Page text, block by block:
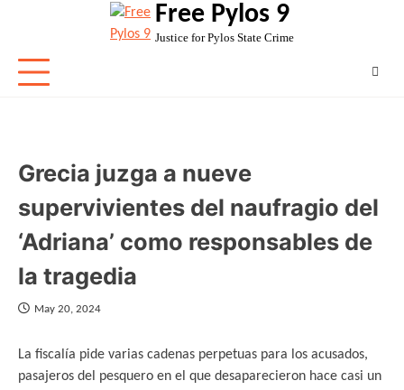
Free Pylos 9
Justice for Pylos State Crime
Grecia juzga a nueve
supervivientes del naufragio del
‘Adriana’ como responsables de
la tragedia
May 20, 2024
La fiscalía pide varias cadenas perpetuas para los acusados,
pasajeros del pesquero en el que desaparecieron hace casi un